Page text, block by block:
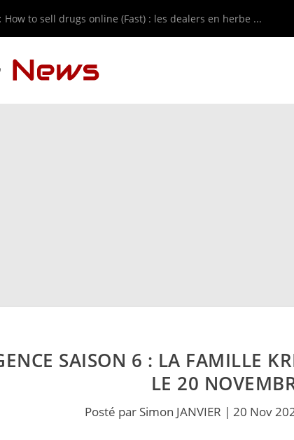
How to sell drugs online (Fast) : les dealers en herbe ...
SAISON 6 : LA FAMILLE
LE 20
Posté par Simon JANVIER |20 Nov